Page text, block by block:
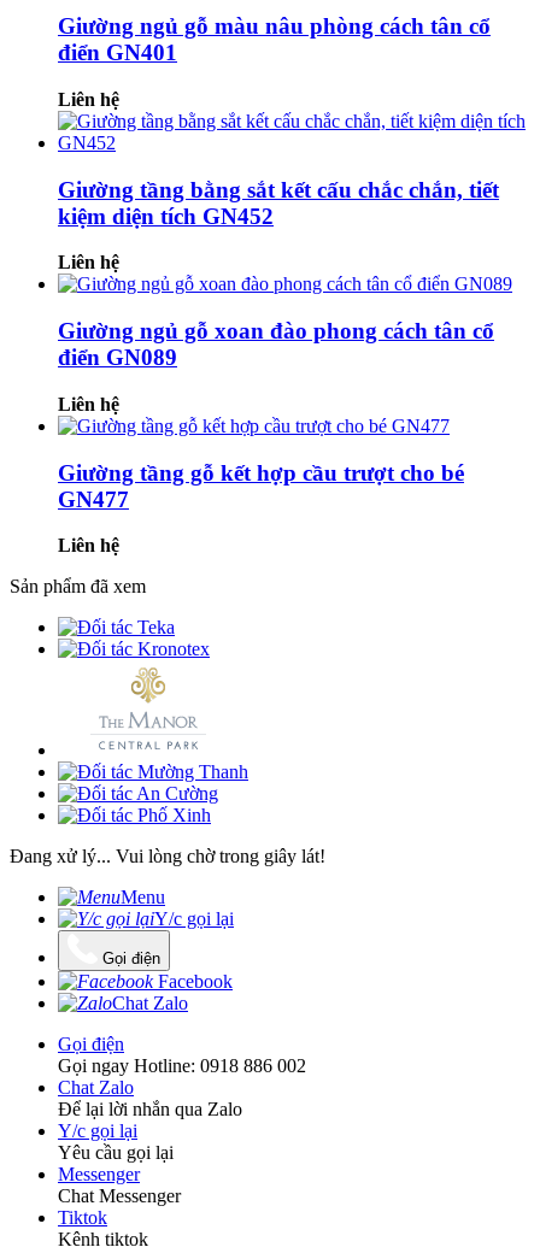
Giường ngủ gỗ màu nâu phòng cách tân cổ
điển GN401
Liên hệ
Giường tầng bằng sắt kết cấu chắc chắn, tiết
kiệm diện tích GN452
Liên hệ
Giường ngủ gỗ xoan đào phong cách tân cổ
điển GN089
Liên hệ
Giường tầng gỗ kết hợp cầu trượt cho bé
GN477
Liên hệ
Sản phẩm đã xem
Đang xử lý... Vui lòng chờ trong giây lát!
Menu
Y/c gọi lại
Gọi điện
Facebook
Chat Zalo
Gọi điện
Gọi ngay Hotline: 0918 886 002
Chat Zalo
Để lại lời nhắn qua Zalo
Y/c gọi lại
Yêu cầu gọi lại
Messenger
Chat Messenger
Tiktok
Kênh tiktok